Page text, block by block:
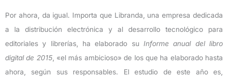
Por ahora, da igual. Importa que Libranda, una empresa dedicada
a la distribución electrónica y al desarrollo tecnológico para
editoriales y librerías, ha elaborado su Informe anual del libro
digital de 2015, «el más ambicioso» de los que ha elaborado hasta
ahora, según sus responsables. El estudio de este año es,